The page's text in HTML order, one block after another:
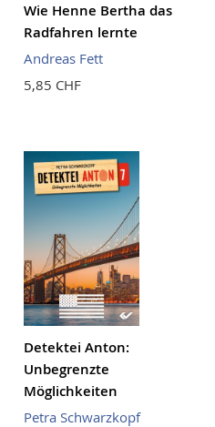
Wie Henne Bertha das
Radfahren lernte
Andreas Fett
5,85 CHF
Detektei Anton:
Unbegrenzte
Möglichkeiten
Petra Schwarzkopf